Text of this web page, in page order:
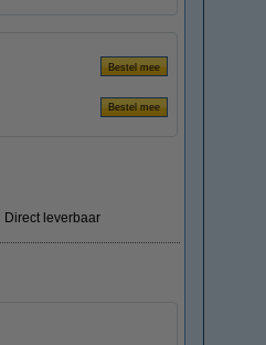
Direct leverbaar